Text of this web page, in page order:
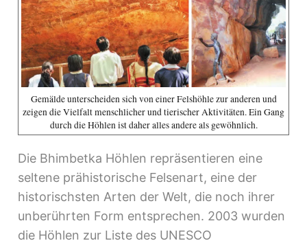
Gemälde unterscheiden sich von einer Felshöhle zur anderen und
zeigen die Vielfalt menschlicher und tierischer Aktivitäten. Ein Gang
durch die Höhlen ist daher alles andere als gewöhnlich.
Die Bhimbetka Höhlen repräsentieren eine
seltene prähistorische Felsenart, eine der
historischsten Arten der Welt, die noch ihrer
unberührten Form entsprechen. 2003 wurden
die Höhlen zur Liste des UNESCO